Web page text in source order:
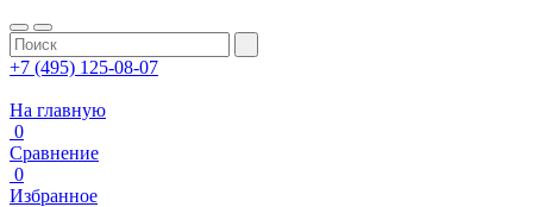
+7 (495) 125-08-07
На главную
0
Сравнение
0
Избранное